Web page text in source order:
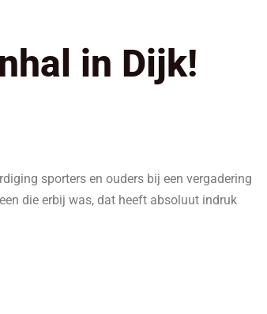
in Dijk!
sporters en ouders bij een vergadering
die erbij was, dat heeft absoluut indruk